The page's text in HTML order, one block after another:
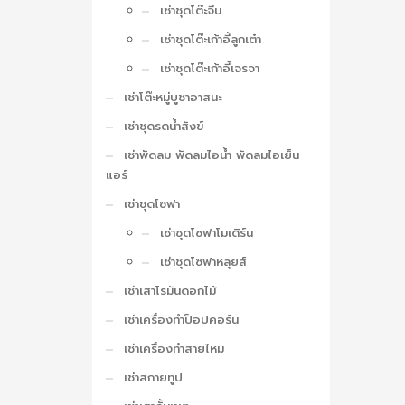
เช่าชุดโต๊ะจีน
เช่าชุดโต๊ะเก้าอี้ลูกเต๋า
เช่าชุดโต๊ะเก้าอี้เจรจา
เช่าโต๊ะหมู่บูชาอาสนะ
เช่าชุดรดน้ำสังข์
เช่าพัดลม พัดลมไอน้ำ พัดลมไอเย็น
แอร์
เช่าชุดโซฟา
เช่าชุดโซฟาโมเดิร์น
เช่าชุดโซฟาหลุยส์
เช่าเสาโรมันดอกไม้
เช่าเครื่องทำป็อปคอร์น
เช่าเครื่องทำสายไหม
เช่าสกายทูป